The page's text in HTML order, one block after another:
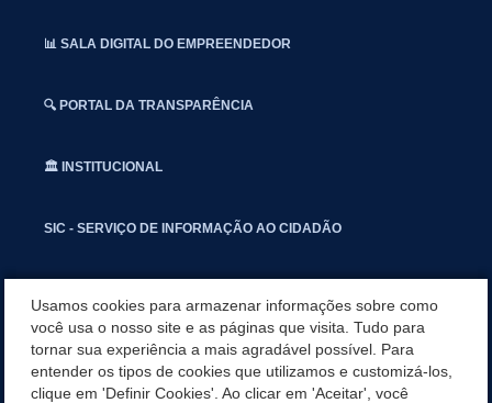
📊 SALA DIGITAL DO EMPREENDEDOR
🔍 PORTAL DA TRANSPARÊNCIA
🏛️ INSTITUCIONAL
SIC - SERVIÇO DE INFORMAÇÃO AO CIDADÃO
INSTAGRAN
Usamos cookies para armazenar informações sobre como
você usa o nosso site e as páginas que visita. Tudo para
tornar sua experiência a mais agradável possível. Para
entender os tipos de cookies que utilizamos e customizá-los,
clique em 'Definir Cookies'. Ao clicar em 'Aceitar', você